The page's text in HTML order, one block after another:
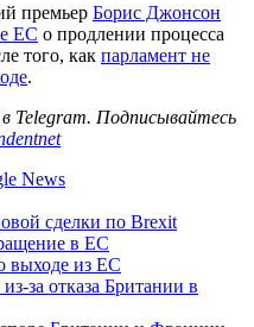
премьер Борис Джонсон
ЕС о продлении процесса
того, как парламент не
.
в Telegram. Подписывайтесь
News
сделки по Brexit
в ЕС
выходе из ЕС
за отказа Британии в